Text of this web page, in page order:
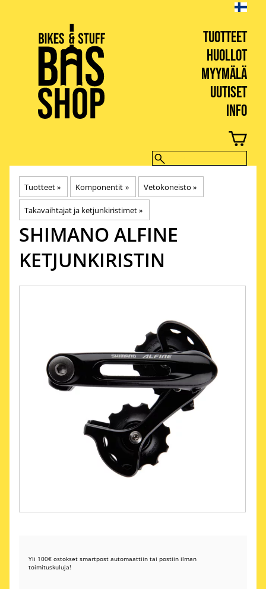
TUOTTEET
HUOLLOT
MYYMÄLÄ
UUTISET
INFO
BIKES & STUFF
Tuotteet‪» Komponentit ‪» Vetokoneisto ‪»
Takavaihtajat ja ketjunkiristimet‪»
SHIMANO ALFINE
KETJUNKIRISTIN
Yli 100€ ostokset smartpost automaattiin tai postiin ilman
toimituskuluja!